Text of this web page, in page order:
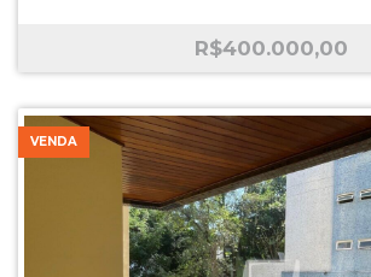
R$400.000,00
VENDA